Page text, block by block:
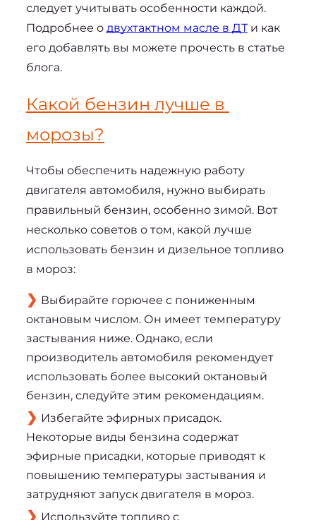
следует учитывать особенности каждой.
Подробнее о двухтактном масле в ДТ и как
его добавлять вы можете прочесть в статье
блога.
Какой бензин лучше в
морозы?
Чтобы обеспечить надежную работу
двигателя автомобиля, нужно выбирать
правильный бензин, особенно зимой. Вот
несколько советов о том, какой лучше
использовать бензин и дизельное топливо
в мороз:
Выбирайте горючее с пониженным
октановым числом. Он имеет температуру
застывания ниже. Однако, если
производитель автомобиля рекомендует
использовать более высокий октановый
бензин, следуйте этим рекомендациям.
Избегайте эфирных присадок.
Некоторые виды бензина содержат
эфирные присадки, которые приводят к
повышению температуры застывания и
затрудняют запуск двигателя в мороз.
Используйте топливо с